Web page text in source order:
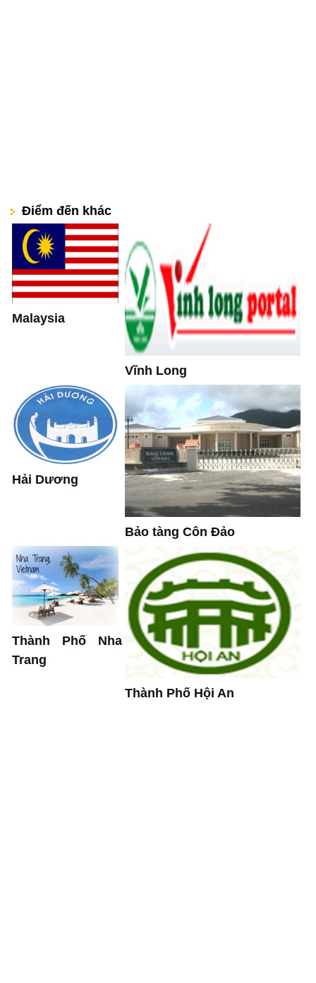
Điểm đến khác
Malaysia
Vĩnh Long
Hải Dương
Bảo tàng Côn Đảo
Thành Phố Nha
Trang
Thành Phố Hội An